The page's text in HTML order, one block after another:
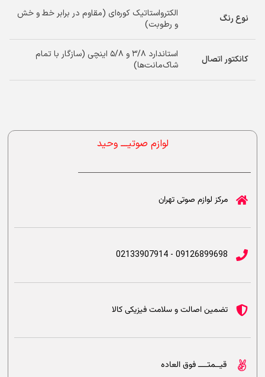
نوع رنگ
الکترواستاتیک کوره‌ای (مقاوم در برابر خط و خش
و رطوبت)
کانکتور اتصال
استاندارد ۳/۸ و ۵/۸ اینچی (سازگار با تمام
شاک‌مانت‌ها)
لوازم صوتیــــ وحید
مرکز لوازم صوتی تهران
09126899698 - 02133907914
تضمین اصالت و سلامت فیزیکی کالا
قیــمتــــ فوق العاده